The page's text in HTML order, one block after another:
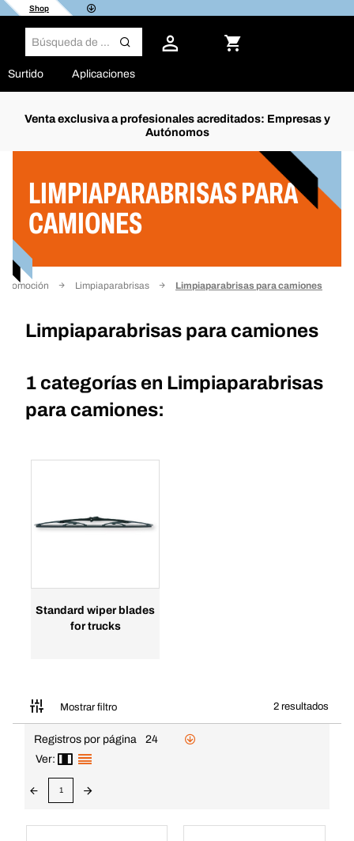
Shop
Surtido Aplicaciones
Venta exclusiva a profesionales acreditados: Empresas y
Autónomos
LIMPIAPARABRISAS PARA
CAMIONES
Limpiaparabrisas Limpiaparabrisas para camiones
Limpiaparabrisas para camiones
1 categorías en Limpiaparabrisas
para camiones:
Standard wiper blades
for trucks
Mostrar filtro 2 resultados
Filtro
Registros por página
24
Ver:
1